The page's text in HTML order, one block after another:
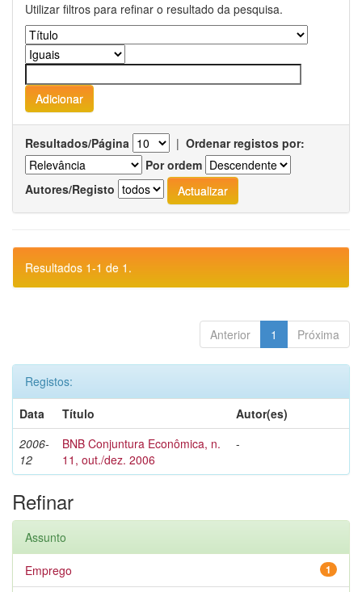
Utilizar filtros para refinar o resultado da pesquisa.
Resultados/Página | Ordenar registos por:
Por ordem
Autores/Registo
Resultados 1-1 de 1.
Anterior 1 Próxima
Registos:
Data
Título
Autor(es)
2006-
12
BNB Conjuntura Econômica, n.
11, out./dez. 2006
-
Refinar
Assunto
1
Emprego